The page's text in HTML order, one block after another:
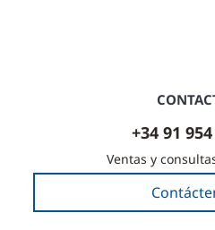
+34 91
Ventas y